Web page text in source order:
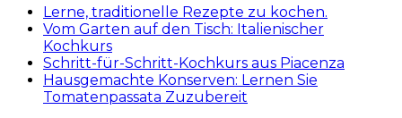
Lerne, traditionelle Rezepte zu kochen.
Vom Garten auf den Tisch: Italienischer
Kochkurs
Schritt-für-Schritt-Kochkurs aus Piacenza
Hausgemachte Konserven: Lernen Sie
Tomatenpassata Zuzubereit